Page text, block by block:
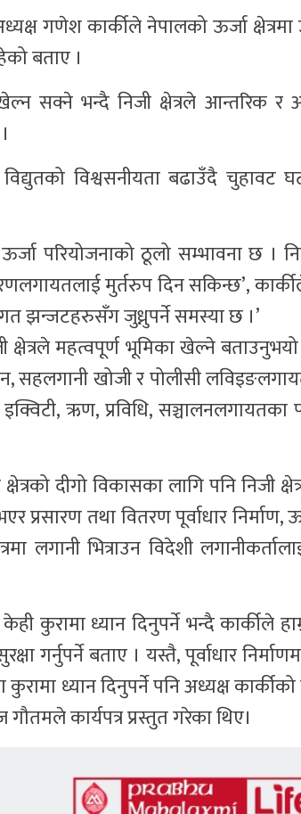
गणेश कार्कीले नेपालको ऊर्जा क्षेत्रमा
बताए ।
सक्ने भन्दै निजी क्षेत्रले आन्तरिक र
विश्वसनीयता बढाउँदै चुहावट
परियोजनाको ठूलो सम्भावना छ ।
मुर्तरुप दिन सकिन्छ’,
झन्जटहरुसँग जुध्नुपर्ने समस्या छ ।’
क्षेत्रले महत्वपूर्ण भूमिका खेल्ने
सहलगानी खोजी र पोलीसी
ऋण, प्रविधि, सञ्चालनलगायतका
दीगो विकासका लागि पनि निजी
प्रसारण तथा वितरण पूर्वाधार निर्माण,
लगानी भित्राउन विदेशी
कुरामा ध्यान दिनुपर्ने भन्दै कार्कीले
गर्नुपर्ने बताए । यस्तै, पूर्वाधार
ध्यान दिनुपर्ने पनि अध्यक्ष
कार्यपत्र प्रस्तुत गरेका थिए।